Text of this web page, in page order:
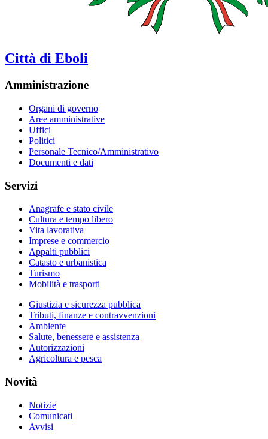
Città di Eboli
Amministrazione
Organi di governo
Aree amministrative
Uffici
Politici
Personale Tecnico/Amministrativo
Documenti e dati
Servizi
Anagrafe e stato civile
Cultura e tempo libero
Vita lavorativa
Imprese e commercio
Appalti pubblici
Catasto e urbanistica
Turismo
Mobilità e trasporti
Giustizia e sicurezza pubblica
Tributi, finanze e contravvenzioni
Ambiente
Salute, benessere e assistenza
Autorizzazioni
Agricoltura e pesca
Novità
Notizie
Comunicati
Avvisi